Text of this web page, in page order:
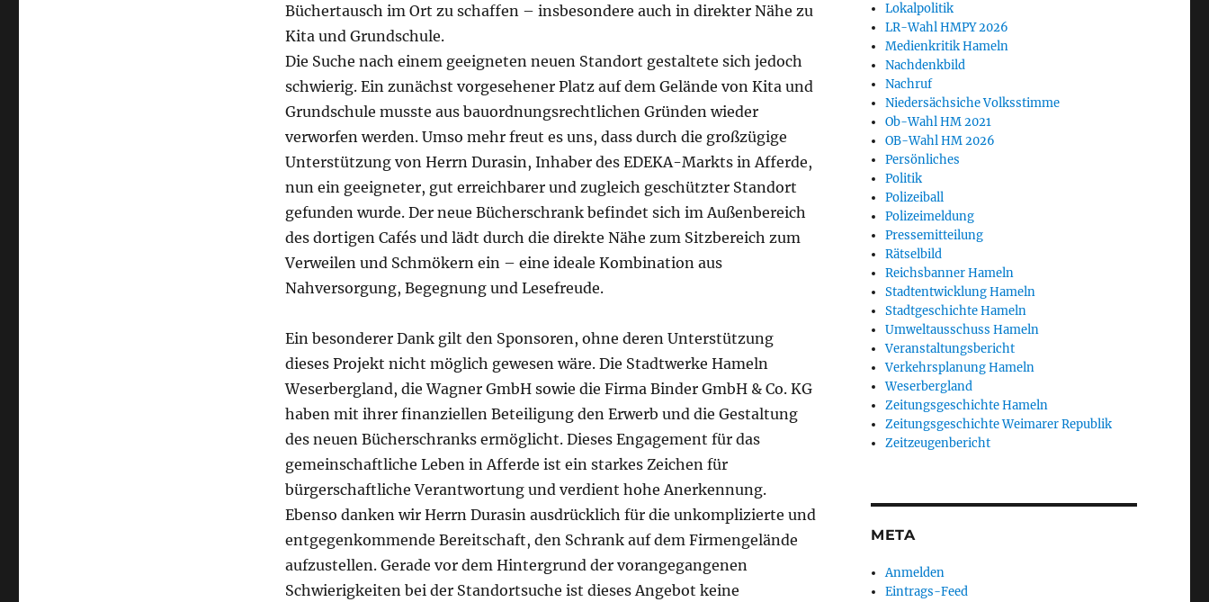
Büchertausch im Ort zu schaffen – insbesondere auch in direkter Nähe zu
Kita und Grundschule.
Die Suche nach einem geeigneten neuen Standort gestaltete sich jedoch
schwierig. Ein zunächst vorgesehener Platz auf dem Gelände von Kita und
Grundschule musste aus bauordnungsrechtlichen Gründen wieder
verworfen werden. Umso mehr freut es uns, dass durch die großzügige
Unterstützung von Herrn Durasin, Inhaber des EDEKA-Markts in Afferde,
nun ein geeigneter, gut erreichbarer und zugleich geschützter Standort
gefunden wurde. Der neue Bücherschrank befindet sich im Außenbereich
des dortigen Cafés und lädt durch die direkte Nähe zum Sitzbereich zum
Verweilen und Schmökern ein – eine ideale Kombination aus
Nahversorgung, Begegnung und Lesefreude.
Ein besonderer Dank gilt den Sponsoren, ohne deren Unterstützung
dieses Projekt nicht möglich gewesen wäre. Die Stadtwerke Hameln
Weserbergland, die Wagner GmbH sowie die Firma Binder GmbH & Co. KG
haben mit ihrer finanziellen Beteiligung den Erwerb und die Gestaltung
des neuen Bücherschranks ermöglicht. Dieses Engagement für das
gemeinschaftliche Leben in Afferde ist ein starkes Zeichen für
bürgerschaftliche Verantwortung und verdient hohe Anerkennung.
Ebenso danken wir Herrn Durasin ausdrücklich für die unkomplizierte und
entgegenkommende Bereitschaft, den Schrank auf dem Firmengelände
aufzustellen. Gerade vor dem Hintergrund der vorangegangenen
Schwierigkeiten bei der Standortsuche ist dieses Angebot keine
Lokalpolitik
LR-Wahl HMPY 2026
Medienkritik Hameln
Nachdenkbild
Nachruf
Niedersächsiche Volksstimme
Ob-Wahl HM 2021
OB-Wahl HM 2026
Persönliches
Politik
Polizeiball
Polizeimeldung
Pressemitteilung
Rätselbild
Reichsbanner Hameln
Stadtentwicklung Hameln
Stadtgeschichte Hameln
Umweltausschuss Hameln
Veranstaltungsbericht
Verkehrsplanung Hameln
Weserbergland
Zeitungsgeschichte Hameln
Zeitungsgeschichte Weimarer Republik
Zeitzeugenbericht
META
Anmelden
Eintrags-Feed